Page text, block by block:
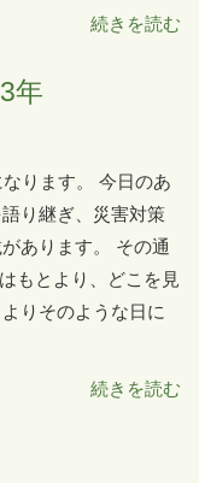
続きを読む
年
ります。 今日のあ
り継ぎ、災害対策
あります。 その通
もとより、どこを見
りそのような日に
続きを読む